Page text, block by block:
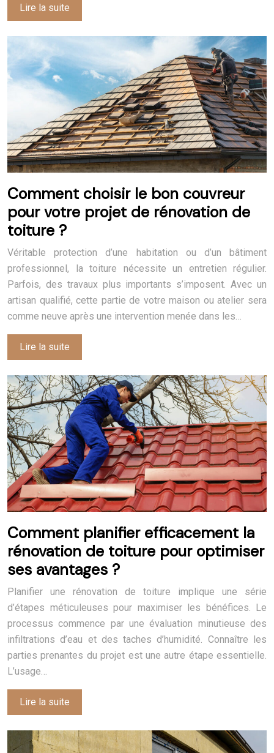
Lire la suite
Comment choisir le bon couvreur
pour votre projet de rénovation de
toiture ?
Véritable protection d’une habitation ou d’un bâtiment
professionnel, la toiture nécessite un entretien régulier.
Parfois, des travaux plus importants s’imposent. Avec un
artisan qualifié, cette partie de votre maison ou atelier sera
comme neuve après une intervention menée dans les…
Lire la suite
Comment planifier efficacement la
rénovation de toiture pour optimiser
ses avantages ?
Planifier une rénovation de toiture implique une série
d’étapes méticuleuses pour maximiser les bénéfices. Le
processus commence par une évaluation minutieuse des
infiltrations d’eau et des taches d’humidité. Connaître les
parties prenantes du projet est une autre étape essentielle.
L’usage…
Lire la suite